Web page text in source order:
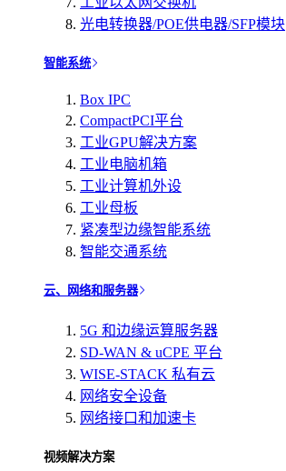
光电转换器/POE供电器/SFP模块
智能系统
Box IPC
CompactPCI平台
工业GPU解决方案
工业电脑机箱
工业计算机外设
工业母板
紧凑型边缘智能系统
智能交通系统
云、网络和服务器
5G 和边缘运算服务器
SD-WAN & uCPE 平台
WISE-STACK 私有云
网络安全设备
网络接口和加速卡
视频解决方案